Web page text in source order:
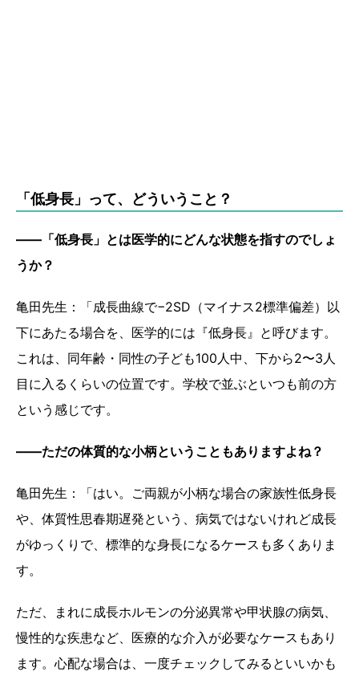
「低身長」って、どういうこと？
——「低身長」とは医学的にどんな状態を指すのでしょ
うか？
亀田先生：「成長曲線で−2SD（マイナス2標準偏差）以
下にあたる場合を、医学的には『低身長』と呼びます。
これは、同年齢・同性の子ども100人中、下から2〜3人
目に入るくらいの位置です。学校で並ぶといつも前の方
という感じです。
——ただの体質的な小柄ということもありますよね？
亀田先生：「はい。ご両親が小柄な場合の家族性低身長
や、体質性思春期遅発という、病気ではないけれど成長
がゆっくりで、標準的な身長になるケースも多くありま
す。
ただ、まれに成長ホルモンの分泌異常や甲状腺の病気、
慢性的な疾患など、医療的な介入が必要なケースもあり
ます。心配な場合は、一度チェックしてみるといいかも